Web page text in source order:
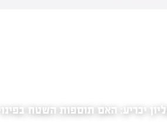
יכריע: האם תוספות השטח בפינוי